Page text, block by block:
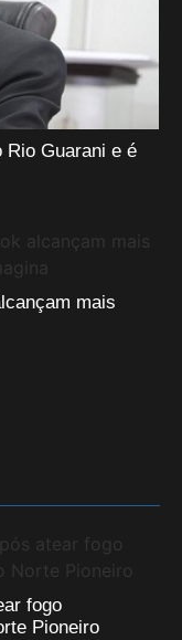
Rio Guarani e é
mais
fogo
Pioneiro